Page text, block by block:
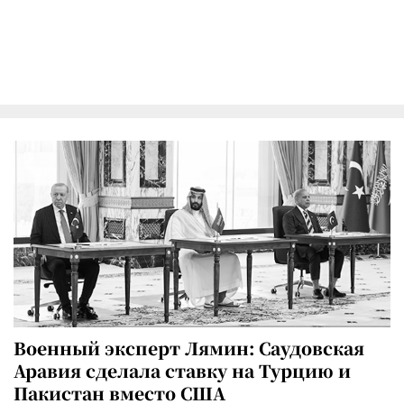
Военный эксперт Лямин: Саудовская
Аравия сделала ставку на Турцию и
Пакистан вместо США